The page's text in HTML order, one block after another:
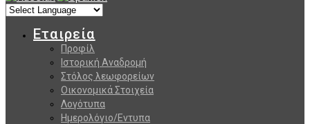
Εταιρεία
Προφίλ
Ιστορική Αναδρομή
Στόλος λεωφορείων
Οικονομικά Στοιχεία
Λογότυπα
Ημερολόγιο/Εντυπα